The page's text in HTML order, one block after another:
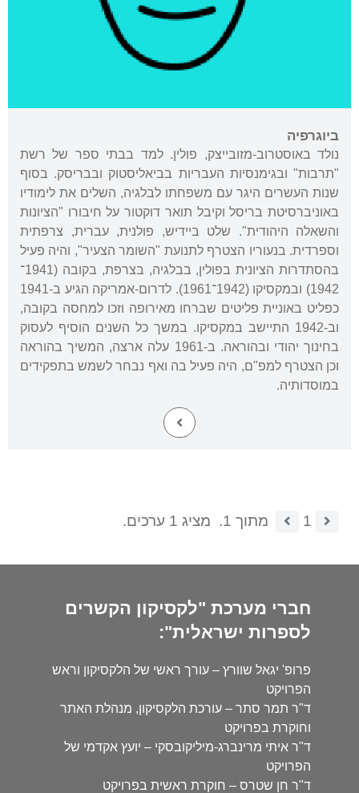
ביוגרפיה
נולד באוסטרוב-מזובייצק, פולין. למד בבתי ספר של רשת
"תרבות" ובגימנסיות העבריות בביאליסטוק ובבריסק. בסוף
שנות העשרים היגר עם משפחתו לבלגיה, השלים את לימודיו
באוניברסיטת בריסל וקיבל תואר דוקטור על חיבורו "הציונות
והשאלה היהודית". שלט ביידיש, פולנית, עברית, צרפתית
וספרדית. בנעוריו הצטרף לתנועת "השומר הצעיר", והיה פעיל
בהסתדרות הציונית בפולין, בבלגיה, בצרפת, בקובה (1941־
1942) ובמקסיקו (1942־1961). לדרום-אמריקה הגיע ב-1941
כפליט באוניית פליטים שברחו מאירופה וזכו למחסה בקובה,
וב-1942 התיישב במקסיקו. במשך כל השנים הוסיף לעסוק
בחינוך יהודי ובהוראה. ב-1961 עלה ארצה, המשיך בהוראה
וכן הצטרף למפ"ם, היה פעיל בה ואף נבחר לשמש בתפקידים
במוסדותיה.
1 מתוך 1. מציג 1 ערכים.
חברי מערכת "לקסיקון הקשרים
לספרות ישראלית":
פרופ' יגאל שוורץ – עורך ראשי של הלקסיקון וראש
הפרויקט
ד"ר תמר סתר – עורכת הלקסיקון, מנהלת האתר
וחוקרת בפרויקט
ד"ר איתי מרינברג-מיליקובסקי – יועץ אקדמי של
הפרויקט
ד"ר חן שטרס – חוקרת ראשית בפרויקט